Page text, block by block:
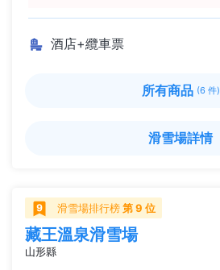
酒店+纜車票
所有商品 (6 件)
滑雪場詳情
滑雪場排行榜第 9 位
藏王溫泉滑雪場
山形縣